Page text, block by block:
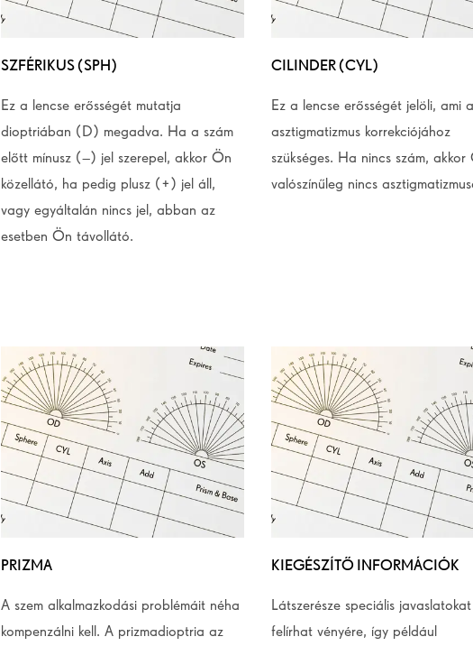
SZFÉRIKUS (SPH)
Ez a lencse erősségét mutatja
dioptriában (D) megadva. Ha a szám
előtt mínusz (–) jel szerepel, akkor Ön
közellátó, ha pedig plusz (+) jel áll,
vagy egyáltalán nincs jel, abban az
esetben Ön távollátó.
CILINDER (CYL)
Ez a lencse erősségét jelöli, ami
asztigmatizmus korrekciójához
szükséges. Ha nincs szám, akkor
valószínűleg nincs
PRIZMA
A szem alkalmazkodási problémáit néha
kompenzálni kell. A prizmadioptria az
KIEGÉSZÍTŐ INFORMÁCIÓK
Látszerésze speciális
felírhat vényére, így például